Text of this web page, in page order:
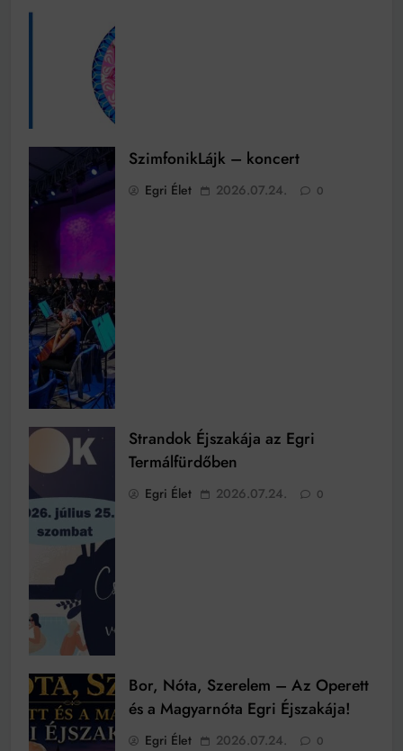
SzimfonikLájk – koncert
Egri Élet 2026.07.24. 0
Strandok Éjszakája az Egri
Termálfürdőben
Egri Élet 2026.07.24. 0
Bor, Nóta, Szerelem – Az Operett
és a Magyarnóta Egri Éjszakája!
Egri Élet 2026.07.24. 0